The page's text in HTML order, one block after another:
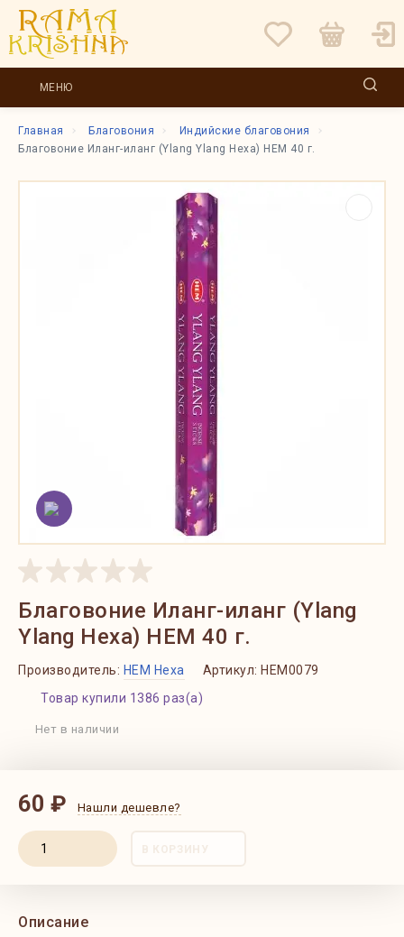
МЕНЮ
Главная Благовония
Индийские благовония
Благовоние Иланг-иланг (Ylang Ylang Hexa) HEM 40 г.
Благовоние Иланг-иланг (Ylang
Ylang Hexa) HEM 40 г.
Производитель: HEM Hexa Артикул: HEM0079
Товар купили 1386 раз(а)
Нет в наличии
60 ₽ Нашли дешевле?
В КОРЗИНУ
Описание